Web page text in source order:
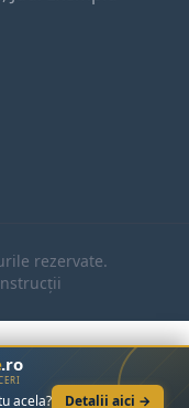
rezervate.
.ro
acela? Detalii aici →